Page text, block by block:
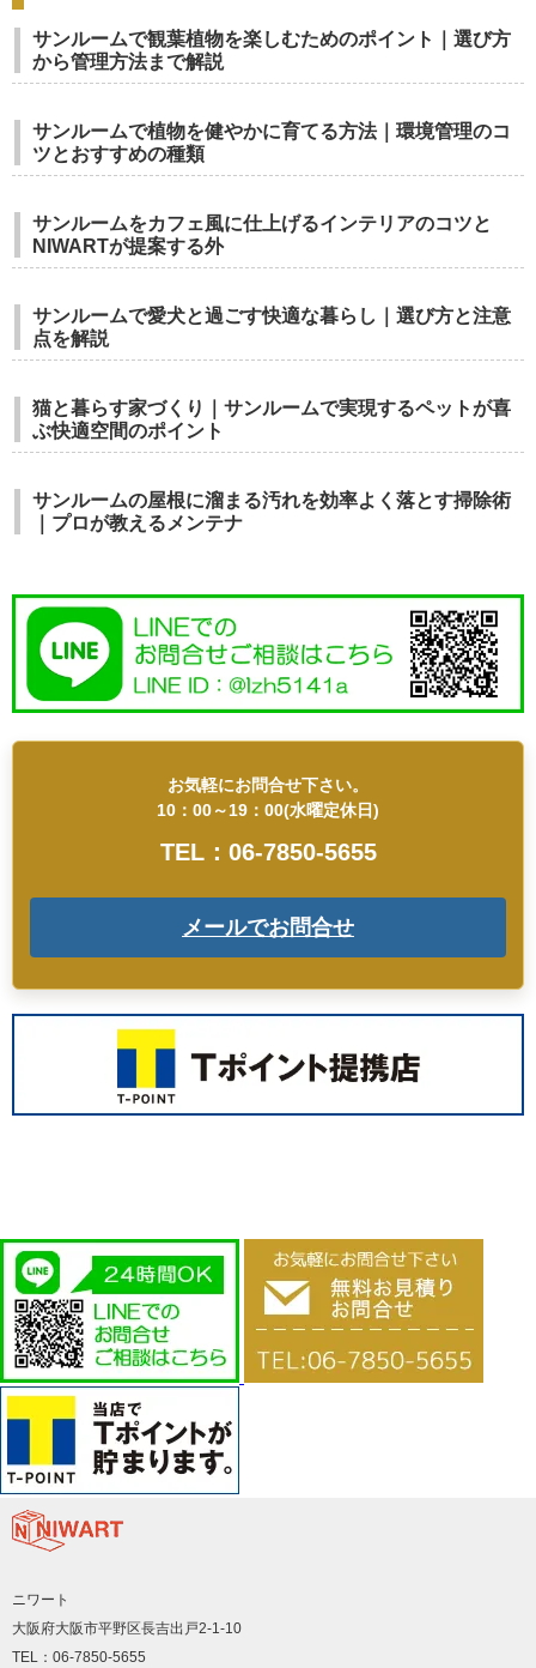
サンルームで観葉植物を楽しむためのポイント｜選び方
から管理方法まで解説
サンルームで植物を健やかに育てる方法｜環境管理のコ
ツとおすすめの種類
サンルームをカフェ風に仕上げるインテリアのコツと
NIWARTが提案する外
サンルームで愛犬と過ごす快適な暮らし｜選び方と注意
点を解説
猫と暮らす家づくり｜サンルームで実現するペットが喜
ぶ快適空間のポイント
サンルームの屋根に溜まる汚れを効率よく落とす掃除術
｜プロが教えるメンテナ
お気軽にお問合せ下さい。
10：00～19：00(水曜定休日)
TEL：06-7850-5655
メールでお問合せ
ニワート
大阪府大阪市平野区長吉出戸2-1-10
TEL：06-7850-5655